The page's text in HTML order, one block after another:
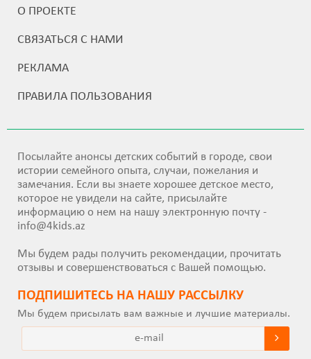
О ПРОЕКТЕ
СВЯЗАТЬСЯ С НАМИ
РЕКЛАМА
ПРАВИЛА ПОЛЬЗОВАНИЯ
Посылайте анонсы детских событий в городе, свои
истории семейного опыта, случаи, пожелания и
замечания. Если вы знаете хорошее детское место,
которое не увидели на сайте, присылайте
информацию о нем на нашу электронную почту -
info@4kids.az
Мы будем рады получить рекомендации, прочитать
отзывы и совершенствоваться с Вашей помощью.
ПОДПИШИТEСЬ НА НАШУ РАССЫЛКУ
Мы будем присылать вам важные и лучшие материалы.